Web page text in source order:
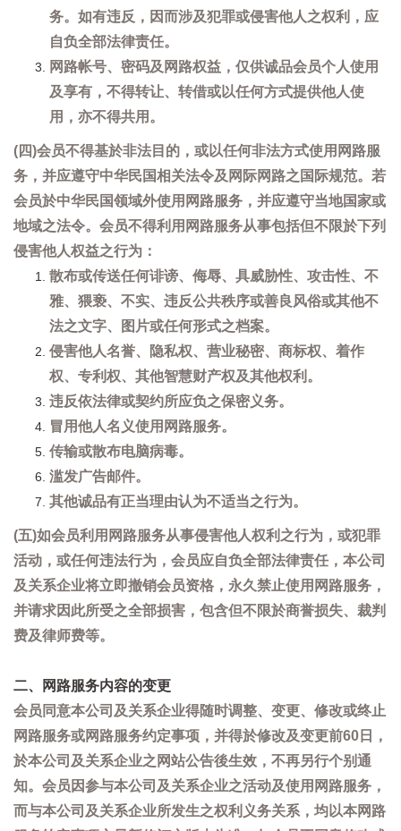
务。如有违反，因而涉及犯罪或侵害他人之权利，应
自负全部法律责任。
网路帐号、密码及网路权益，仅供诚品会员个人使用
及享有，不得转让、转借或以任何方式提供他人使
用，亦不得共用。
(四)会员不得基於非法目的，或以任何非法方式使用网路服
务，并应遵守中华民国相关法令及网际网路之国际规范。若
会员於中华民国领域外使用网路服务，并应遵守当地国家或
地域之法令。会员不得利用网路服务从事包括但不限於下列
侵害他人权益之行为：
散布或传送任何诽谤、侮辱、具威胁性、攻击性、不
雅、猥亵、不实、违反公共秩序或善良风俗或其他不
法之文字、图片或任何形式之档案。
侵害他人名誉、隐私权、营业秘密、商标权、着作
权、专利权、其他智慧财产权及其他权利。
违反依法律或契约所应负之保密义务。
冒用他人名义使用网路服务。
传输或散布电脑病毒。
滥发广告邮件。
其他诚品有正当理由认为不适当之行为。
(五)如会员利用网路服务从事侵害他人权利之行为，或犯罪
活动，或任何违法行为，会员应自负全部法律责任，本公司
及关系企业将立即撤销会员资格，永久禁止使用网路服务，
并请求因此所受之全部损害，包含但不限於商誉损失、裁判
费及律师费等。
二、网路服务内容的变更
会员同意本公司及关系企业得随时调整、变更、修改或终止
网路服务或网路服务约定事项，并得於修改及变更前60日，
於本公司及关系企业之网站公告後生效，不再另行个别通
知。会员因参与本公司及关系企业之活动及使用网路服务，
而与本公司及关系企业所发生之权利义务关系，均以本网路